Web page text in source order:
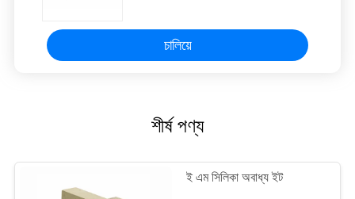
চালিয়ে
শীর্ষ পণ্য
ই এম সিলিকা অবাধ্য ইট